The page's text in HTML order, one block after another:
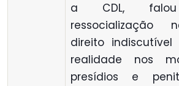
a CDL,
ressocialização
direito indiscutível
realidade nos
presídios e